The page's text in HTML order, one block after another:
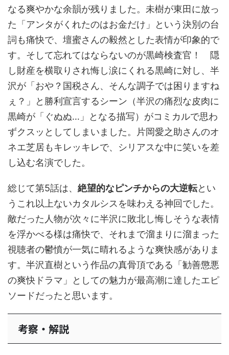
なる爽やかな余韻が残りました。未樹が東田に放っ
た「アンタがくれたのはお金だけ」という決別の台
詞も痛快で、壇蜜さんの毅然とした表情が印象的で
す。そして忘れてはならないのが黒崎検査官！ 隠
し財産を横取りされ悔し涙にくれる黒崎に対し、半
沢が「おや？国税さん、そんな調子では困りますね
ぇ？」と勝利宣言するシーン（半沢の痛烈な皮肉に
黒崎が「ぐぬぬ…」となる描写）がコミカルで思わ
ずクスッとしてしまいました。片岡愛之助さんのオ
ネエ芝居もキレッキレで、シリアスな中に笑いを差
し込む名演でした。
総じて第5話は、 絶望的なピンチからの大逆転とい
うこれ以上ないカタルシスを味わえる神回でした。
敵だった人物が次々に半沢に敗北し悔しそうな表情
を浮かべる様は痛快で、それまで溜まりに溜まった
視聴者の鬱憤が一気に晴れるような爽快感がありま
す。半沢直樹という作品の真骨頂である「勧善懲悪
の爽快ドラマ」としての魅力が最高潮に達したエピ
ソードだったと思います。
考察・解説